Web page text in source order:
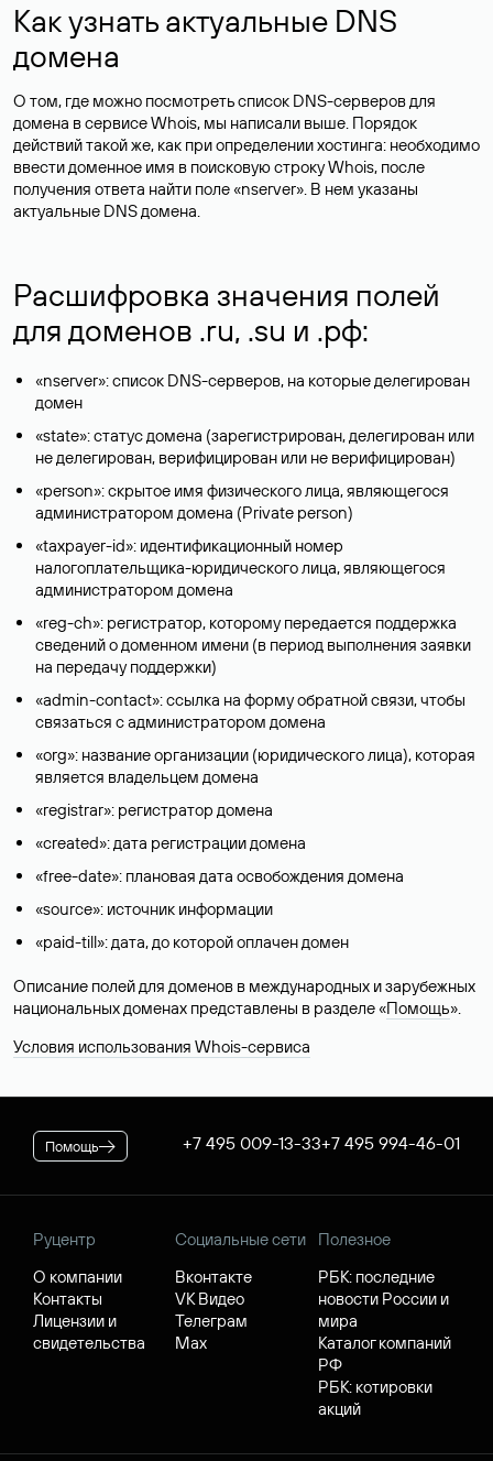
Как узнать актуальные DNS
домена
О том, где можно посмотреть список DNS-серверов для
домена в сервисе Whois, мы написали выше. Порядок
действий такой же, как при определении хостинга: необходимо
ввести доменное имя в поисковую строку Whois, после
получения ответа найти поле «nserver». В нем указаны
актуальные DNS домена.
Расшифровка значения полей
для доменов .ru, .su и .рф:
«nserver»: список DNS-серверов, на которые делегирован
домен
«state»: статус домена (зарегистрирован, делегирован или
не делегирован, верифицирован или не верифицирован)
«person»: скрытое имя физического лица, являющегося
администратором домена (Privatе person)
«taxpayer-id»: идентификационный номер
налогоплательщика-юридического лица, являющегося
администратором домена
«reg-ch»: регистратор, которому передается поддержка
сведений о доменном имени (в период выполнения заявки
на передачу поддержки)
«admin-contact»: ссылка на форму обратной связи, чтобы
связаться с администратором домена
«org»: название организации (юридического лица), которая
является владельцем домена
«registrar»: регистратор домена
«created»: дата регистрации домена
«free-date»: плановая дата освобождения домена
«source»: источник информации
«paid-till»: дата, до которой оплачен домен
Описание полей для доменов в международных и зарубежных
национальных доменах представлены в разделе «Помощь».
Условия использования Whois-сервиса
Помощь +7 495 009-13-33+7 495 994-46-01
Руцентр
О компании
Контакты
Лицензии и
свидетельства
Социальные сети
Вконтакте
VK Видео
Телеграм
Max
Полезное
РБК: последние
новости России и
мира
Каталог компаний
РФ
РБК: котировки
акций